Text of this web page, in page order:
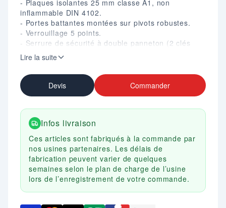
- Plaques isolantes 25 mm classe A1, non
inflammable DIN 4102.
- Portes battantes montées sur pivots robustes.
- Verrouillage 5 points.
- Serrure de sécurité à double panneton (2 clés
fournies).
- Charge maxi par tablette 70 kg.
- 4 tablettes réglables (= 5 hauteurs de classeur).
- Coloris : Gris RAL 7035.
Lire la suite
Devis Commander
Infos livraison
Ces articles sont fabriqués à la commande par
nos usines partenaires. Les délais de
fabrication peuvent varier de quelques
semaines selon le plan de charge de l’usine
lors de l’enregistrement de votre commande.